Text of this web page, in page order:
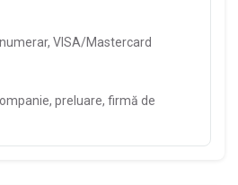
VISA/Mastercard
preluare, firmă de